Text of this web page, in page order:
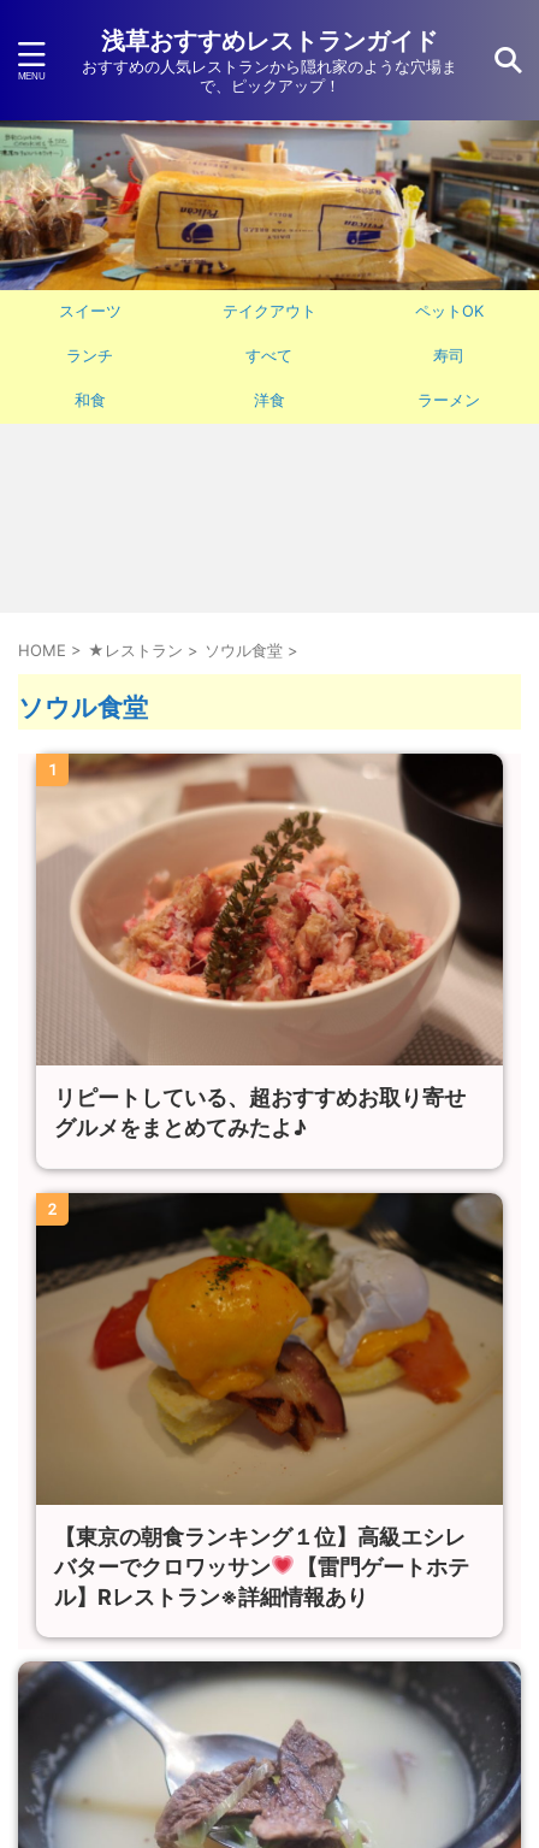
浅草おすすめレストランガイド
おすすめの人気レストランから隠れ家のような穴場ま
で、ピックアップ！
スイーツ テイクアウト ペットOK
ランチ すべて 寿司
和食 洋食 ラーメン
HOME > ★レストラン > ソウル食堂 >
ソウル食堂
1
リピートしている、超おすすめお取り寄せ
グルメをまとめてみたよ♪
2
【東京の朝食ランキング１位】高級エシレ
バターでクロワッサン
【雷門ゲートホテ
ル】Rレストラン※詳細情報あり